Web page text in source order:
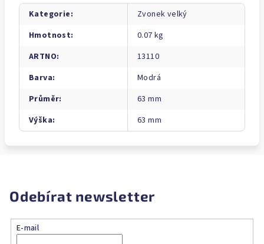
Kategorie:
Zvonek velký
Hmotnost:
0.07 kg
ARTNO:
13110
Barva:
Modrá
Průměr:
63 mm
Výška: 63 mm
Odebírat newsletter
E-mail